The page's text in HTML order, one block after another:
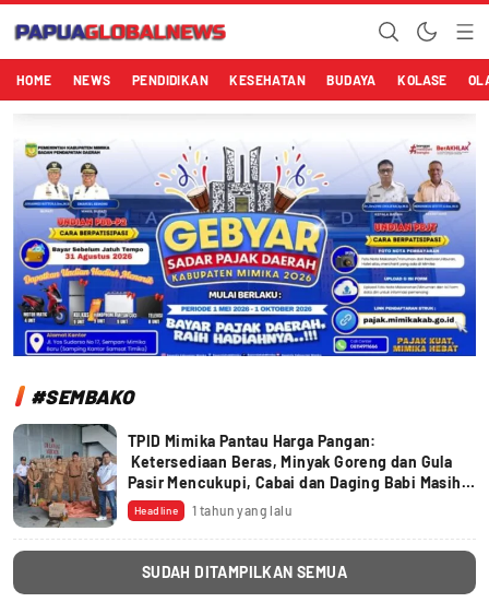
Papuaglobalnews.com
Menulis Fakta dengan Hati Bening
HOME NEWS PENDIDIKAN KESEHATAN BUDAYA KOLASE
#SEMBAKO
TPID Mimika Pantau Harga Pangan:
Ketersediaan Beras, Minyak Goreng dan Gula
Pasir Mencukupi, Cabai dan Daging Babi Masih
Mahal
Headline 1 tahun yang lalu
SUDAH DITAMPILKAN SEMUA